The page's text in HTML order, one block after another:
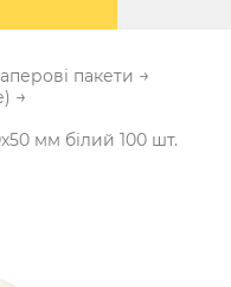
пакети →
→
мм білий 100 шт.